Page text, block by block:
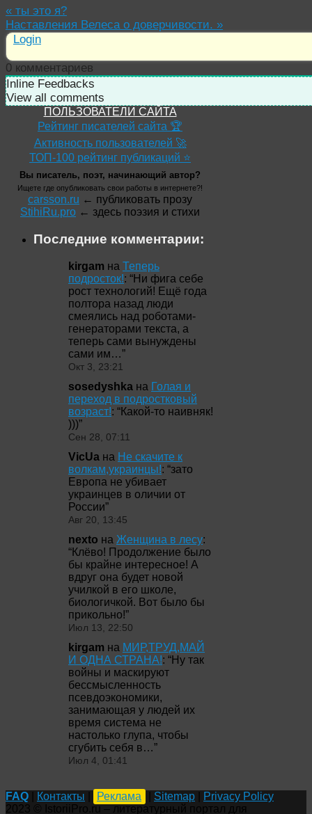
« ты это я?
Наставления Велеса о доверчивости. »
Login
0 комментариев
Inline Feedbacks
View all comments
ПОЛЬЗОВАТЕЛИ САЙТА
Рейтинг писателей сайта 🏆
Активность пользователей 🚀
ТОП-100 рейтинг публикаций ⭐
Вы писатель, поэт, начинающий автор?
Ищете где опубликовать свои работы в интернете?!
carsson.ru ← публиковать прозу
StihiRu.pro ← здесь поэзия и стихи
Последние комментарии:
kirgam на Теперь
подросток!: “Ни фига себе
рост технологий! Ещё года
полтора назад люди
смеялись над роботами-
генераторами текста, а
теперь сами вынуждены
сами им…”
Окт 3, 23:21
sosedyshka на Голая и
переход в подростковый
возраст!: “Какой-то наивняк!
)))”
Сен 28, 07:11
VicUa на Не скачите к
волкам,украинцы!: “зато
Европа не убивает
украинцев в оличии от
России”
Авг 20, 13:45
nexto на Женщина в лесу:
“Клёво! Продолжение было
бы крайне интересное! А
вдруг она будет новой
училкой в его школе,
биологичкой. Вот было бы
прикольно!”
Июл 13, 22:50
kirgam на МИР,ТРУД,МАЙ
И ОДНА СТРАНА!: “Ну так
войны и маскируют
бессмысленность
псевдоэкономики,
занимающая у людей их
время система не
настолько глупа, чтобы
сгубить себя в…”
Июл 4, 01:41
FAQ Контакты Реклама Sitemap
Privacy Policy